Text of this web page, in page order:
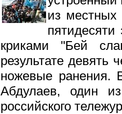
из
криками "Бей
результате девять
ножевые ранения.
Абдулаев, один
российского